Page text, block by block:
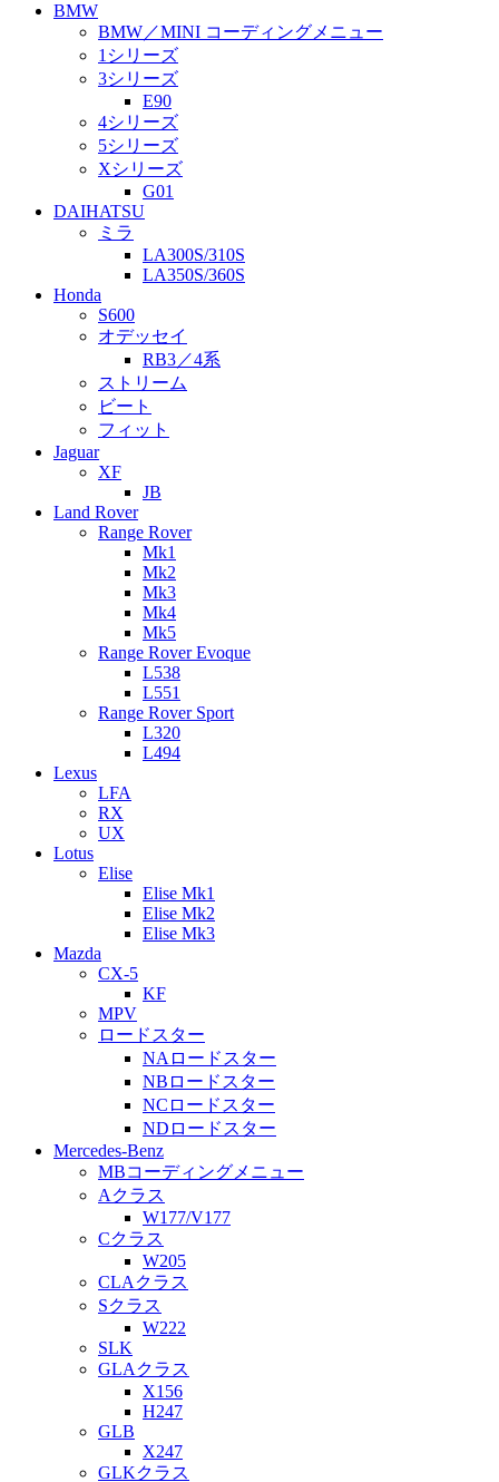
BMW
BMW／MINI コーディングメニュー
1シリーズ
3シリーズ
E90
4シリーズ
5シリーズ
Xシリーズ
G01
DAIHATSU
ミラ
LA300S/310S
LA350S/360S
Honda
S600
オデッセイ
RB3／4系
ストリーム
ビート
フィット
Jaguar
XF
JB
Land Rover
Range Rover
Mk1
Mk2
Mk3
Mk4
Mk5
Range Rover Evoque
L538
L551
Range Rover Sport
L320
L494
Lexus
LFA
RX
UX
Lotus
Elise
Elise Mk1
Elise Mk2
Elise Mk3
Mazda
CX-5
KF
MPV
ロードスター
NAロードスター
NBロードスター
NCロードスター
NDロードスター
Mercedes-Benz
MBコーディングメニュー
Aクラス
W177/V177
Cクラス
W205
CLAクラス
Sクラス
W222
SLK
GLAクラス
X156
H247
GLB
X247
GLKクラス